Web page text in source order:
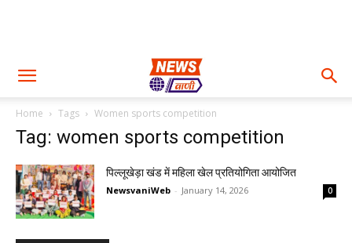
Home Tags Women sports competition
Tag: women sports competition
पिल्लूखेड़ा खंड में महिला खेल प्रतियोगिता आयोजित
NewsvaniWeb - January 14, 2026 0